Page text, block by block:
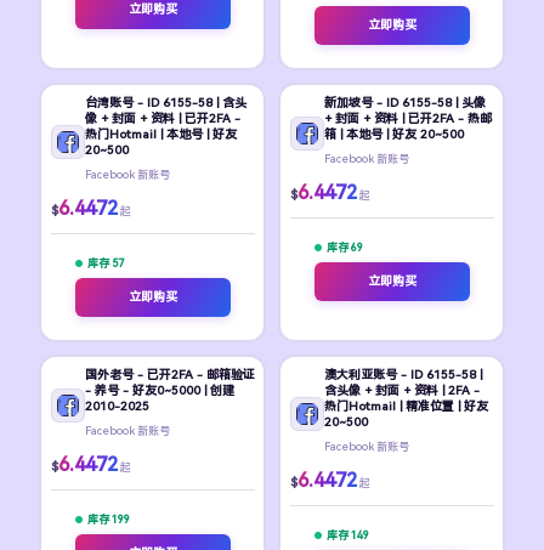
立即购买
立即购买
台湾账号 - ID 6155-58 | 含头
像 + 封面 + 资料 | 已开2FA -
热门Hotmail | 本地号 | 好友
20~500
Facebook 新账号
$6.4472 起
库存 57
立即购买
新加坡号 - ID 6155-58 | 头像
+ 封面 + 资料 | 已开2FA - 热邮
箱 | 本地号 | 好友 20~500
Facebook 新账号
$6.4472 起
库存 69
立即购买
国外老号 - 已开2FA - 邮箱验证
- 养号 - 好友0~5000 | 创建
2010-2025
Facebook 新账号
$6.4472 起
库存 199
澳大利亚账号 - ID 6155-58 |
含头像 + 封面 + 资料 | 2FA -
热门Hotmail | 精准位置 | 好友
20~500
Facebook 新账号
$6.4472 起
库存 149